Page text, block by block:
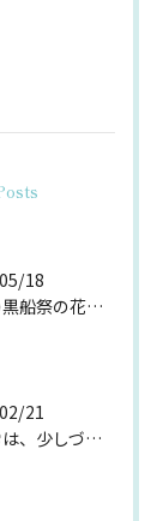
18
下田での黒船祭の花火🎆
21
河津桜🌸は、少しづつ咲き始めてますが、今の時期は、白浜桜の里...